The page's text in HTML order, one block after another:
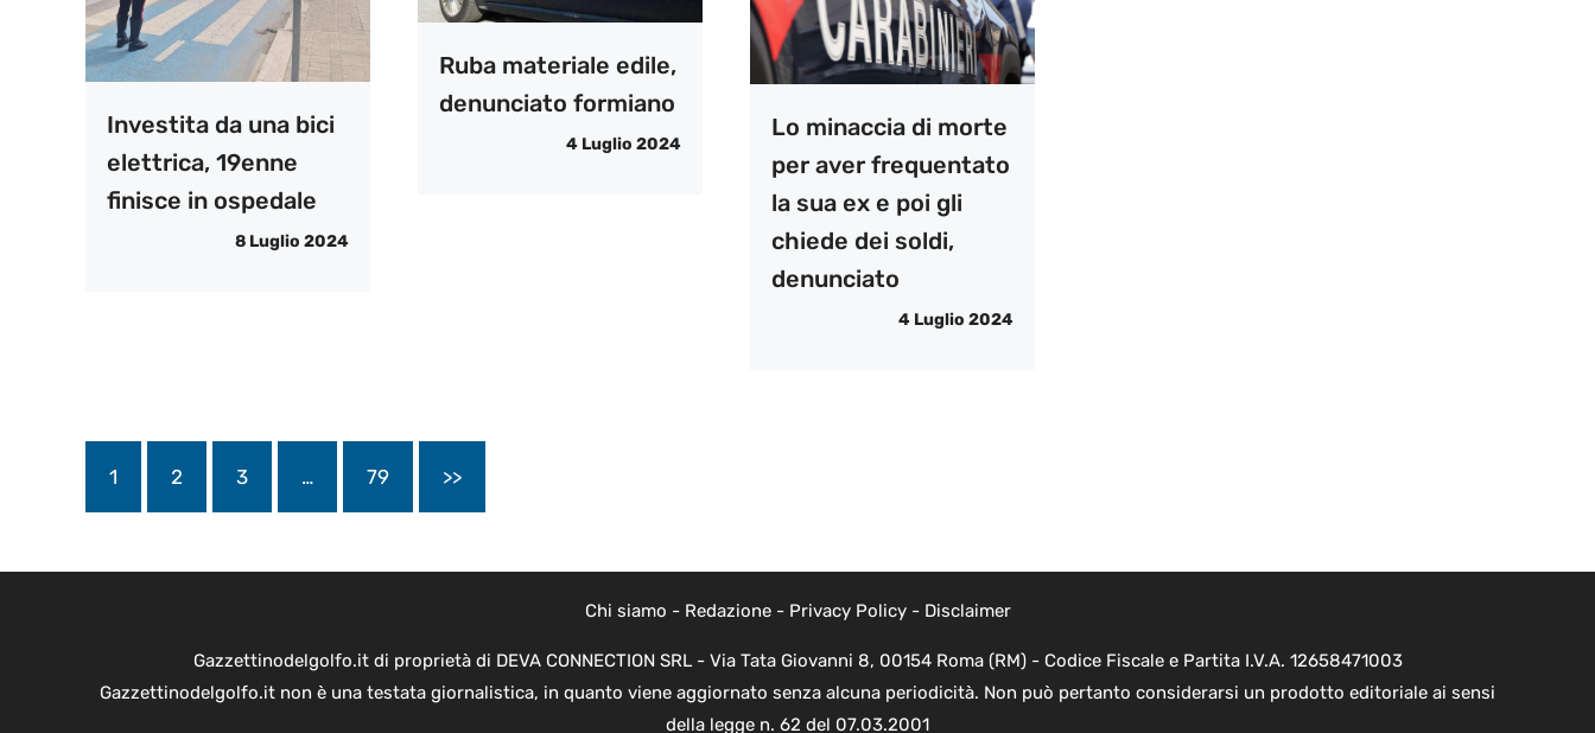
Investita da una bici
elettrica, 19enne
finisce in ospedale
8 Luglio 2024
Ruba materiale edile,
denunciato formiano
4 Luglio 2024
Lo minaccia di morte
per aver frequentato
la sua ex e poi gli
chiede dei soldi,
denunciato
4 Luglio 2024
1 2 3 … 79 >>
Chi siamo - Redazione- Privacy Policy- Disclaimer
Gazzettinodelgolfo.it di proprietà di DEVA CONNECTION SRL - Via Tata Giovanni 8, 00154 Roma (RM) - Codice Fiscale e Partita I.V.A. 12658471003
Gazzettinodelgolfo.it non è una testata giornalistica, in quanto viene aggiornato senza alcuna periodicità. Non può pertanto considerarsi un prodotto editoriale ai sensi
della legge n. 62 del 07.03.2001